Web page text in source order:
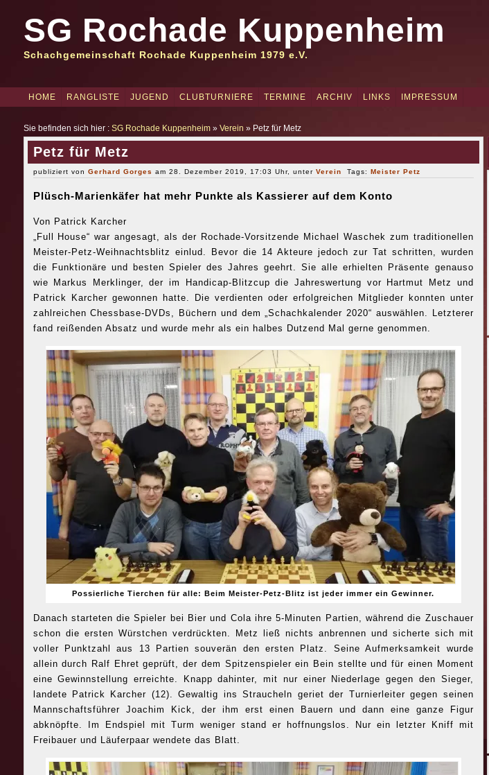
SG Rochade Kuppenheim
Schachgemeinschaft Rochade Kuppenheim 1979 e.V.
HOME RANGLISTE JUGEND CLUBTURNIERE TERMINE ARCHIV LINKS IMPRESSUM
Sie befinden sich hier : SG Rochade Kuppenheim» Verein » Petz für Metz
Petz für Metz
publiziert von Gerhard Gorges am 28. Dezember 2019, 17:03 Uhr, unter Verein Tags: Meister Petz
Plüsch-Marienkäfer hat mehr Punkte als Kassierer auf dem Konto
Von Patrick Karcher
„Full House“ war angesagt, als der Rochade-Vorsitzende Michael Waschek zum traditionellen
Meister-Petz-Weihnachtsblitz einlud. Bevor die 14 Akteure jedoch zur Tat schritten, wurden
die Funktionäre und besten Spieler des Jahres geehrt. Sie alle erhielten Präsente genauso
wie Markus Merklinger, der im Handicap-Blitzcup die Jahreswertung vor Hartmut Metz und
Patrick Karcher gewonnen hatte. Die verdienten oder erfolgreichen Mitglieder konnten unter
zahlreichen Chessbase-DVDs, Büchern und dem „Schachkalender 2020“ auswählen. Letzterer
fand reißenden Absatz und wurde mehr als ein halbes Dutzend Mal gerne genommen.
Possierliche Tierchen für alle: Beim Meister-Petz-Blitz ist jeder immer ein Gewinner.
Danach starteten die Spieler bei Bier und Cola ihre 5-Minuten Partien, während die Zuschauer
schon die ersten Würstchen verdrückten. Metz ließ nichts anbrennen und sicherte sich mit
voller Punktzahl aus 13 Partien souverän den ersten Platz. Seine Aufmerksamkeit wurde
allein durch Ralf Ehret geprüft, der dem Spitzenspieler ein Bein stellte und für einen Moment
eine Gewinnstellung erreichte. Knapp dahinter, mit nur einer Niederlage gegen den Sieger,
landete Patrick Karcher (12). Gewaltig ins Straucheln geriet der Turnierleiter gegen seinen
Mannschaftsführer Joachim Kick, der ihm erst einen Bauern und dann eine ganze Figur
abknöpfte. Im Endspiel mit Turm weniger stand er hoffnungslos. Nur ein letzter Kniff mit
Freibauer und Läuferpaar wendete das Blatt.